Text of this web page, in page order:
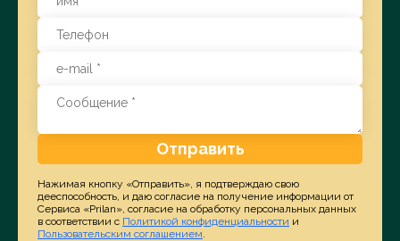
Отправить
Нажимая кнопку «Отправить», я подтверждаю свою
дееспособность, и даю согласие на получение информации от
Сервиса «Prilan», согласие на обработку персональных данных
в соответствии с Политикой конфиденциальности и
Пользовательским соглашением.